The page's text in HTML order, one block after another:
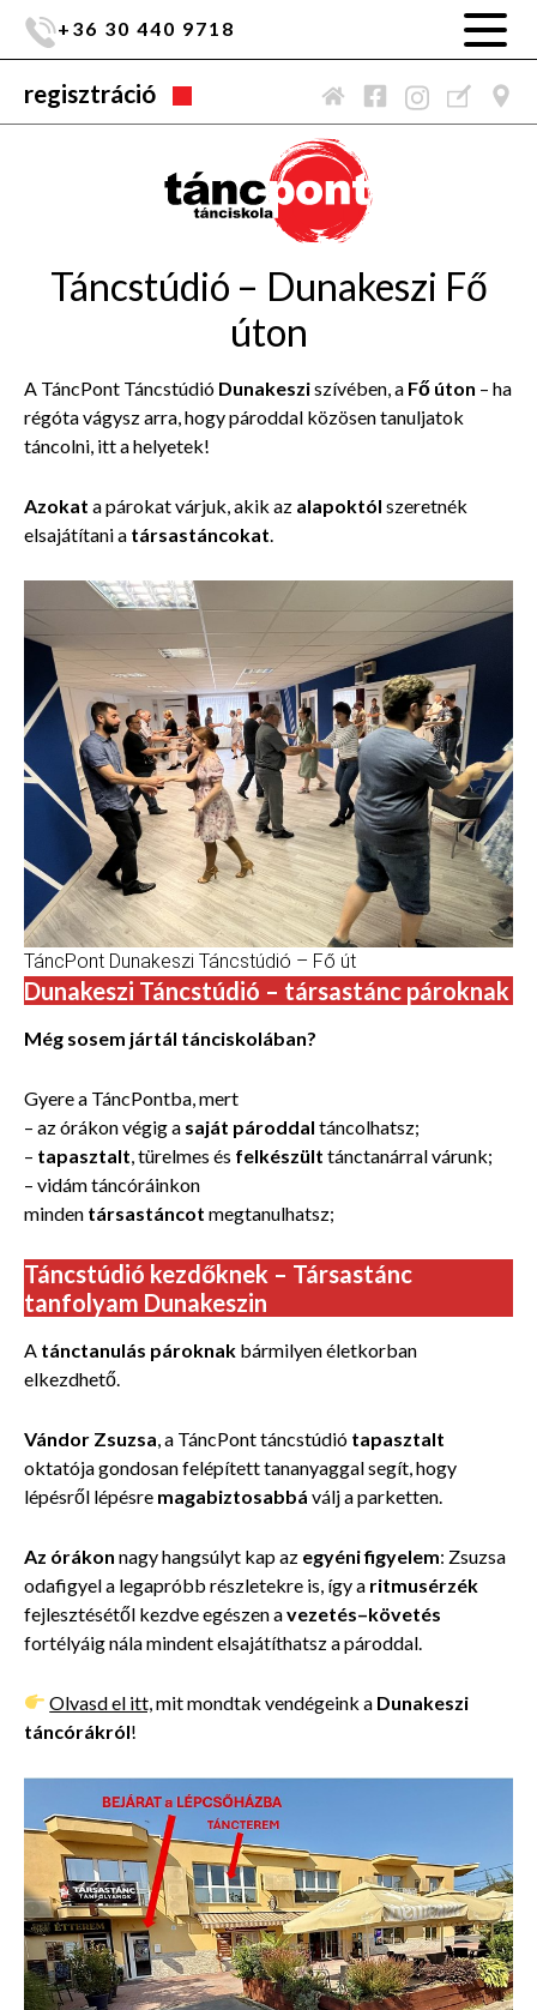
+36 30 440 9718
regisztráció
Táncstúdió – Dunakeszi Fő
úton
A TáncPont Táncstúdió Dunakesziszívében, a Fő úton – ha
régóta vágysz arra, hogy pároddal közösen tanuljatok
táncolni, itt a helyetek!
Azokat a párokat várjuk, akik az alapoktól szeretnék
elsajátítani a társastáncokat.
TáncPont Dunakeszi Táncstúdió – Fő út
Dunakeszi Táncstúdió – társastánc pároknak
Még sosem jártál tánciskolában?
Gyere a TáncPontba, mert
– az órákon végig a saját pároddal táncolhatsz;
– tapasztalt, türelmes és felkészült tánctanárralvárunk;
– vidám táncóráinkon
minden társastáncot megtanulhatsz;
Táncstúdió kezdőknek – Társastánc
tanfolyam Dunakeszin
A tánctanulás pároknak bármilyen életkorban
elkezdhető.
Vándor Zsuzsa, a TáncPont táncstúdió tapasztalt
oktatója gondosan felépített tananyaggal segít, hogy
lépésről lépésre magabiztosabbá válj a parketten.
Az órákon nagy hangsúlyt kap az egyéni figyelem: Zsuzsa
odafigyel a legapróbb részletekre is, így a ritmusérzék
fejlesztésétől kezdve egészen avezetés–követés
fortélyáig nála mindent elsajátíthatsz a pároddal.
Olvasd el itt,mit mondtak vendégeink a Dunakeszi
táncórákról!